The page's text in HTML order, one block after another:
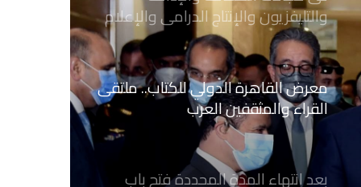
معرض القاهرة الدولي للكتاب.. ملتقى
القراء والمثقفين العرب
بعد انتهاء المدة المحددة فتح باب
الاشتراك بمشروع العلاج بنقابة
الصحفيين المصريين